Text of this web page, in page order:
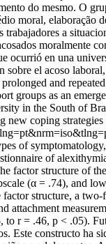
do mesmo. O
moral,
a
moralmente
en una
el acoso
and
groups as an
in the South of
coping
of
of
factor structure of
(α = .74), and
structure, a
attachment
r = .46, p < .05).
Este constructo ha